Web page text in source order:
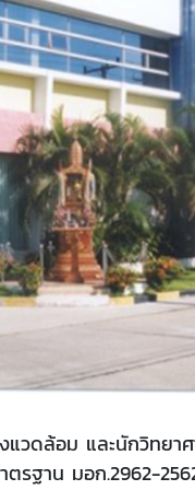
วดล้อม และนักวิทย
รฐาน มอก.2962-